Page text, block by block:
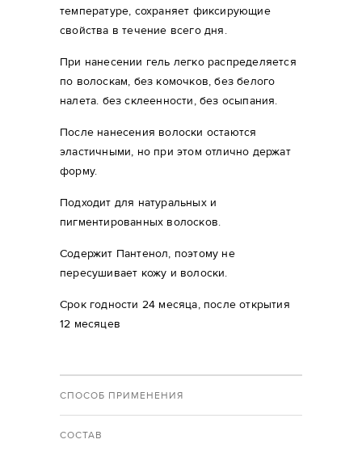
температуре, сохраняет фиксирующие
свойства в течение всего дня.
При нанесении гель легко распределяется
по волоскам, без комочков, без белого
налета. без склеенности, без осыпания.
После нанесения волоски остаются
эластичными, но при этом отлично держат
форму.
Подходит для натуральных и
пигментированных волосков.
Содержит Пантенол, поэтому не
пересушивает кожу и волоски.
Срок годности 24 месяца, после открытия
12 месяцев
СПОСОБ ПРИМЕНЕНИЯ
СОСТАВ